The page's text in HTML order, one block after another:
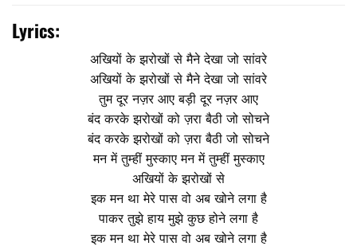
Lyrics:
अखियों के झरोखों से मैने देखा जो सांवरे
अखियों के झरोखों से मैने देखा जो सांवरे
तुम दूर नज़र आए बड़ी दूर नज़र आए
बंद करके झरोखों को ज़रा बैठी जो सोचने
बंद करके झरोखों को ज़रा बैठी जो सोचने
मन में तुम्हीं मुस्काए मन में तुम्हीं मुस्काए
अखियों के झरोखों से
इक मन था मेरे पास वो अब खोने लगा है
पाकर तुझे हाय मुझे कुछ होने लगा है
इक मन था मेरे पास वो अब खोने लगा है